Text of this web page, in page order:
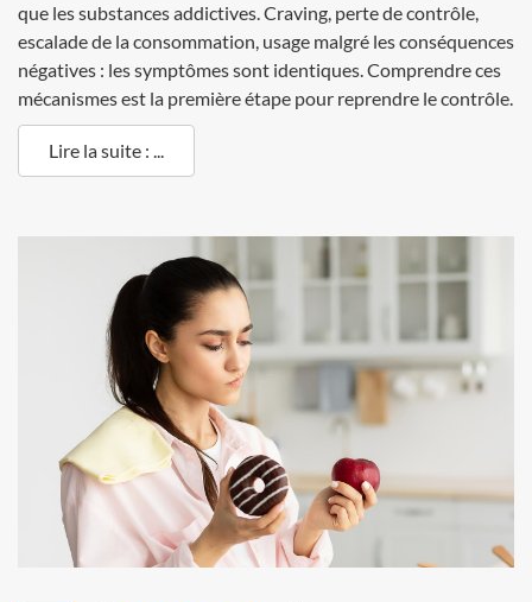
que les substances addictives. Craving, perte de contrôle,
escalade de la consommation, usage malgré les conséquences
négatives : les symptômes sont identiques. Comprendre ces
mécanismes est la première étape pour reprendre le contrôle.
Lire la suite : ...